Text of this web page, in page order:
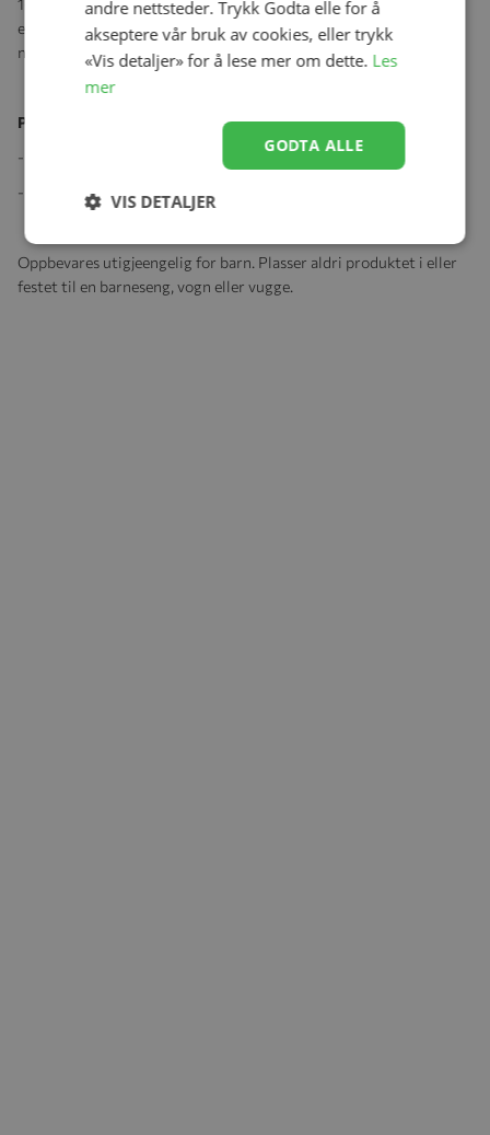
1-timers automatisk avslutningsmodus er flott for lur på dagtid,
eller bytt til 10-timers heldagsmodus - for de ekstra vanskelige
nettene.
Produktspesifikasjoner:
- Dimensjoner: H 60mm x B 36mm x D 36mm
- 1x Wooshh, 1 x USB-kabel, 1 x stropp, 1x brukerinstruksjoner
Oppbevares utigjeengelig for barn. Plasser aldri produktet i eller
festet til en barneseng, vogn eller vugge.
andre nettsteder. Trykk Godta elle for å
akseptere vår bruk av cookies, eller trykk
«Vis detaljer» for å lese mer om dette. Les
mer
GODTA ALLE
VIS DETALJER